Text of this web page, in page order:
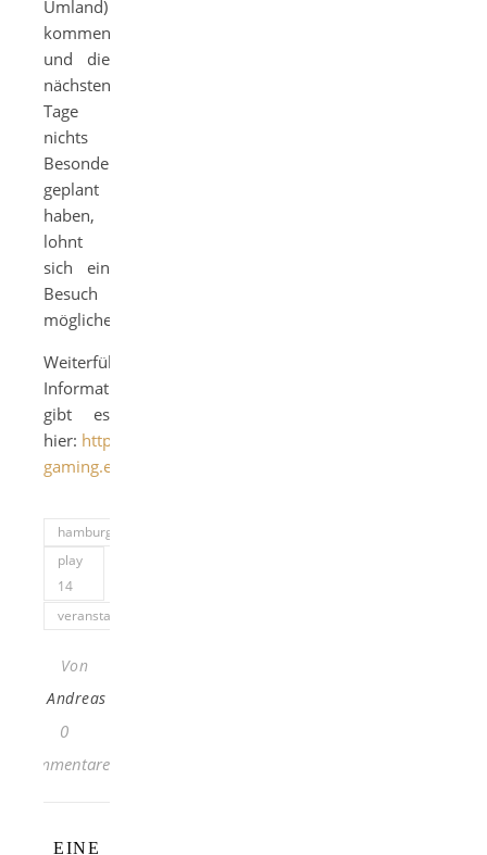
Umland)
kommen
und die
nächsten
Tage
nichts
Besonderes
geplant
haben,
lohnt
sich ein
Besuch
möglicherweise.
Weiterführende
Informationen
gibt es
hier: http://creative-
gaming.eu/play14/
hamburg
play
14
veranstaltungstipp
Von
Andreas
0
Kommentare
EINE